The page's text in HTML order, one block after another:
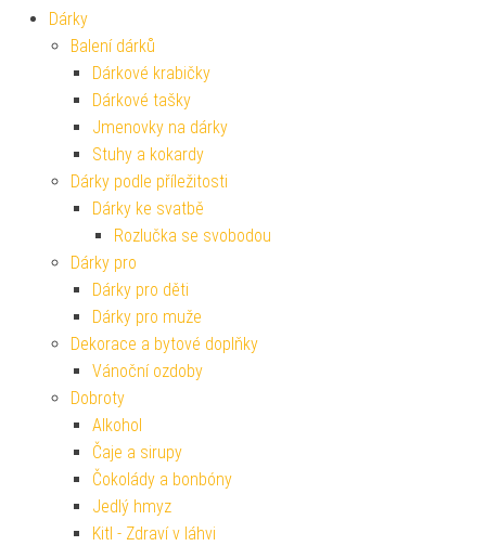
Dárky
Balení dárků
Dárkové krabičky
Dárkové tašky
Jmenovky na dárky
Stuhy a kokardy
Dárky podle příležitosti
Dárky ke svatbě
Rozlučka se svobodou
Dárky pro
Dárky pro děti
Dárky pro muže
Dekorace a bytové doplňky
Vánoční ozdoby
Dobroty
Alkohol
Čaje a sirupy
Čokolády a bonbóny
Jedlý hmyz
Kitl - Zdraví v láhvi